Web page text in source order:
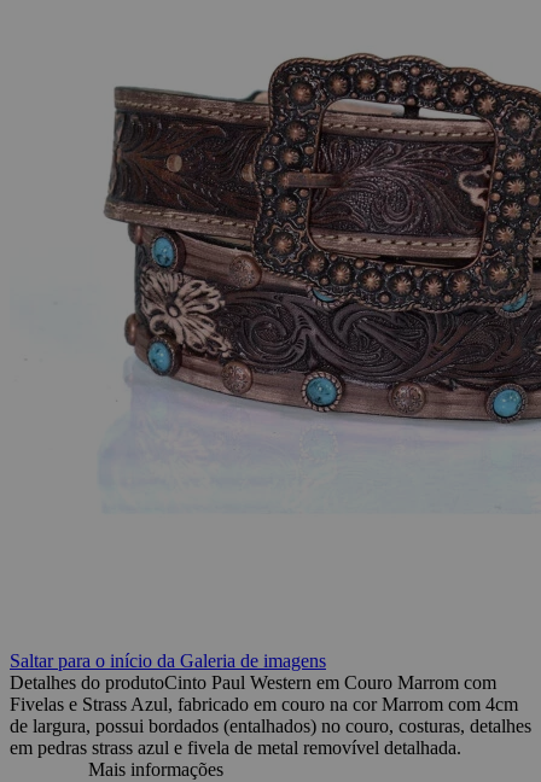
Saltar para o início da Galeria de imagens
Detalhes do produtoCinto Paul Western em Couro Marrom com
Fivelas e Strass Azul, fabricado em couro na cor Marrom com 4cm
de largura, possui bordados (entalhados) no couro, costuras, detalhes
em pedras strass azul e fivela de metal removível detalhada.
Mais informações